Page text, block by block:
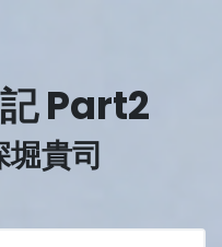
Part2
貴司